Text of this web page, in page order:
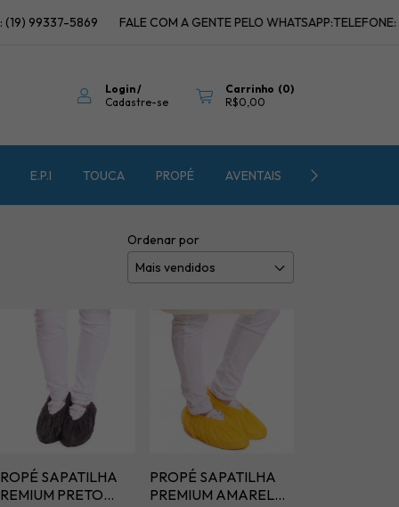
99337-5869 FALE COM A GENTE PELO WHATSAPP:TELEFONE:
Login/
Cadastre-se
Carrinho (0)
R$0,00
E.P.I TOUCA PROPÉ AVENTAIS SALE
Ordenar por
SAPATILHA
PRETO
PROPÉ SAPATILHA
PREMIUM AMARELO